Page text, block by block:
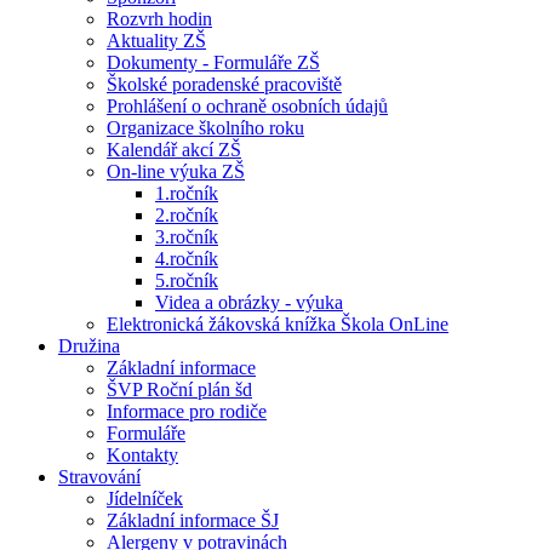
Rozvrh hodin
Aktuality ZŠ
Dokumenty - Formuláře ZŠ
Školské poradenské pracoviště
Prohlášení o ochraně osobních údajů
Organizace školního roku
Kalendář akcí ZŠ
On-line výuka ZŠ
1.ročník
2.ročník
3.ročník
4.ročník
5.ročník
Videa a obrázky - výuka
Elektronická žákovská knížka Škola OnLine
Družina
Základní informace
ŠVP Roční plán šd
Informace pro rodiče
Formuláře
Kontakty
Stravování
Jídelníček
Základní informace ŠJ
Alergeny v potravinách